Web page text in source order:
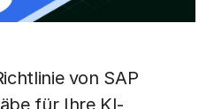
von SAP
für Ihre KI-